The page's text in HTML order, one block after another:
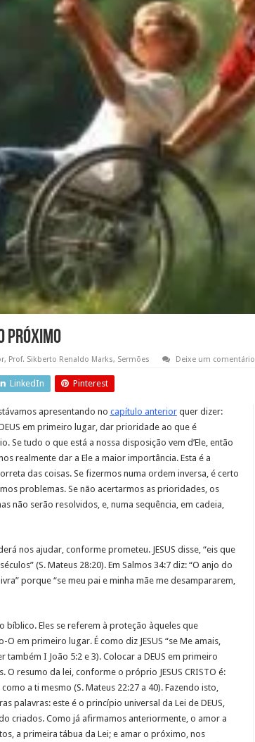
próximo
, Prof. Sikberto Renaldo Marks, Sermões Deixe um comentário
LinkedIn Pinterest
apresentando no capítulo anteriorquer dizer:
em primeiro lugar, dar prioridade ao que é
Se tudo o que está a nossa disposição vem d’Ele, então
realmente dar a Ele a maior importância. Esta é a
das coisas. Se fizermos numa ordem inversa, é certo
problemas. Se não acertarmos as prioridades, os
não serão resolvidos, e, numa sequência, em cadeia,
nos ajudar, conforme prometeu. JESUS disse, “eis que
(S. Mateus 28:20). Em Salmos 34:7 diz: “O anjo do
porque “se meu pai e minha mãe me desampararem,
bíblico. Eles se referem à proteção àqueles que
em primeiro lugar. É como diz JESUS “se Me amais,
também I João 5:2 e 3). Colocar a DEUS em primeiro
resumo da lei, conforme o próprio JESUS CRISTO é:
a ti mesmo (S. Mateus 22:27 a 40). Fazendo isto,
palavras: este é o princípio universal da Lei de DEUS,
criados. Como já afirmamos anteriormente, o amor a
a primeira tábua da Lei; e amar o próximo, nos